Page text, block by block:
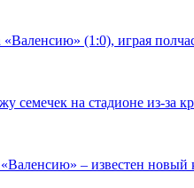
(1:0), играя
семечек на стадионе из-за
– известен новый